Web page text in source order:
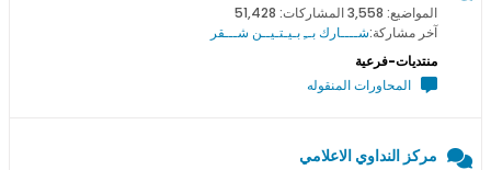
المواضيع: 3,558 المشاركات: 51,428
آخر مشاركة:شــــارك بــِ بـيـتـيــن شـــقر
منتديات-فرعية
المحاورات المنقوله
مركز النداوي الاعلامي